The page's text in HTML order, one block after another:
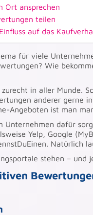
Ort ansprechen
teilen
auf das
für viele
Wie
in aller Munde.
anderer gerne
Angeboten ist man
Unternehmen dafür
Yelp, Google
Natürlich
stehen – und